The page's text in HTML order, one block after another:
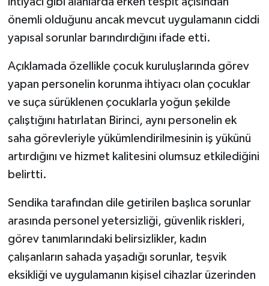
önemli olduğunu ancak mevcut uygulamanın ciddi
yapısal sorunlar barındırdığını ifade etti.
Açıklamada özellikle çocuk kuruluşlarında görev
yapan personelin korunma ihtiyacı olan çocuklar
ve suça sürüklenen çocuklarla yoğun şekilde
çalıştığını hatırlatan Birinci, aynı personelin ek
saha görevleriyle yükümlendirilmesinin iş yükünü
artırdığını ve hizmet kalitesini olumsuz etkilediğini
belirtti.
Sendika tarafından dile getirilen başlıca sorunlar
arasında personel yetersizliği, güvenlik riskleri,
görev tanımlarındaki belirsizlikler, kadın
çalışanların sahada yaşadığı sorunlar, teşvik
eksikliği ve uygulamanın kişisel cihazlar üzerinden